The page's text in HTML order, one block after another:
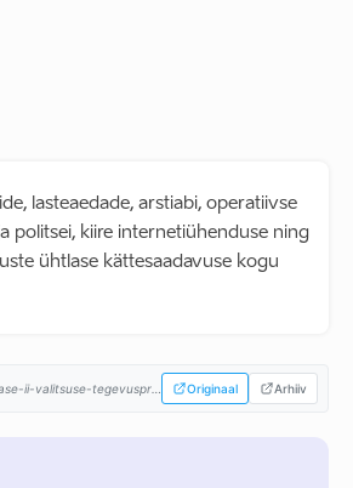
lasteaedade, arstiabi, operatiivse
politsei, kiire internetiühenduse ning
ühtlase kättesaadavuse kogu
Originaal Arhiiv